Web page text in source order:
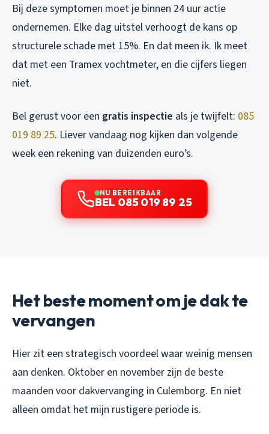
Bij deze symptomen moet je binnen 24 uur actie
ondernemen. Elke dag uitstel verhoogt de kans op
structurele schade met 15%. En dat meen ik. Ik meet
dat met een Tramex vochtmeter, en die cijfers liegen
niet.
Bel gerust voor een gratis inspectie als je twijfelt: 085
019 89 25. Liever vandaag nog kijken dan volgende
week een rekening van duizenden euro’s.
NU BEREIKBAAR
BEL 085 019 89 25
Het beste moment om je dak te
vervangen
Hier zit een strategisch voordeel waar weinig mensen
aan denken. Oktober en november zijn de beste
maanden voor dakvervanging in Culemborg. En niet
alleen omdat het mijn rustigere periode is.